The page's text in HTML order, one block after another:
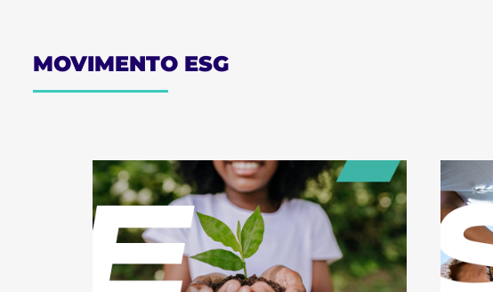
MOVIMENTO ESG